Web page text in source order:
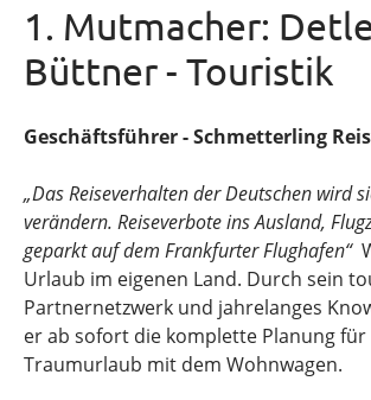
1. Mutmacher:
Büttner - Touristik
Geschäftsführer - Schmetterling
„Das Reiseverhalten der Deutschen wird
verändern. Reiseverbote ins Ausland,
geparkt auf dem Frankfurter Flughafen“
Urlaub im eigenen Land. Durch sein
Partnernetzwerk und jahrelanges
er ab sofort die komplette Planung für
Traumurlaub mit dem Wohnwagen.